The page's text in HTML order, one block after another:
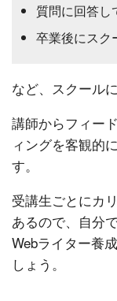
質問に回答し
卒業後にスク
など、スクール
講師からフィー
ィングを客観的
す。
受講生ごとにカ
あるので、自分
Webライター養
しょう。